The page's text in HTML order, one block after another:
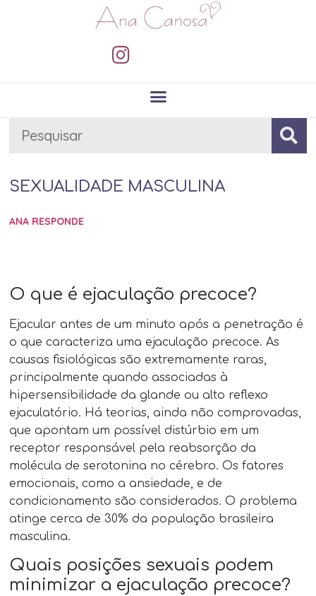
SEXUALIDADE MASCULINA
ANA RESPONDE
O que é ejaculação precoce?
Ejacular antes de um minuto após a penetração é
o que caracteriza uma ejaculação precoce. As
causas fisiológicas são extremamente raras,
principalmente quando associadas à
hipersensibilidade da glande ou alto reflexo
ejaculatório. Há teorias, ainda não comprovadas,
que apontam um possível distúrbio em um
receptor responsável pela reabsorção da
molécula de serotonina no cérebro. Os fatores
emocionais, como a ansiedade, e de
condicionamento são considerados. O problema
atinge cerca de 30% da população brasileira
masculina.
Quais posições sexuais podem
minimizar a ejaculação precoce?